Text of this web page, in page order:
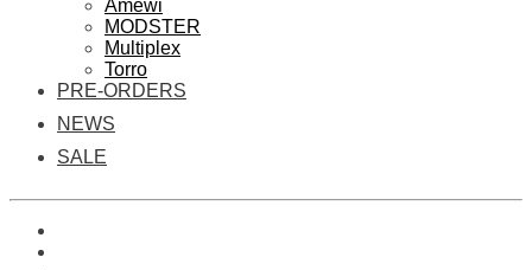
Amewi
MODSTER
Multiplex
Torro
PRE-ORDERS
NEWS
SALE